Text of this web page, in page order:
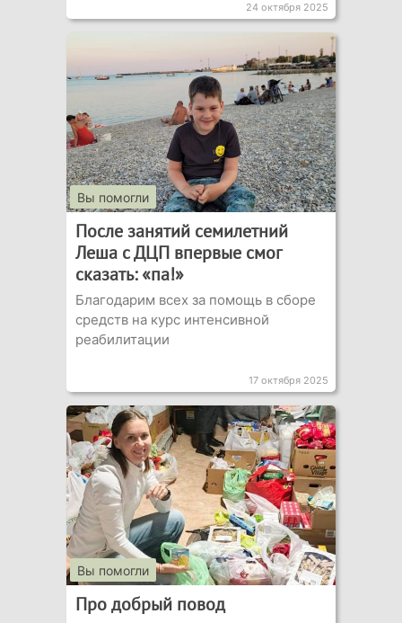
24 октября 2025
Вы помогли
После занятий семилетний
Леша с ДЦП впервые смог
сказать: «па!»
Благодарим всех за помощь в сборе
средств на курс интенсивной
реабилитации
17 октября 2025
Вы помогли
Про добрый повод